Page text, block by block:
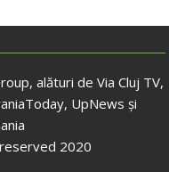
alături de Via Cluj TV,
UpNews și
2020